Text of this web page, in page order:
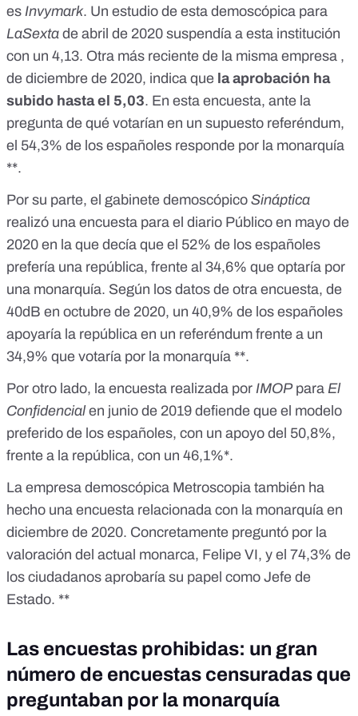
es Invymark. Un estudio de esta demoscópica para
LaSexta de abril de 2020 suspendía a esta institución
con un 4,13. Otra más reciente de la misma empresa ,
de diciembre de 2020, indica que la aprobación ha
subido hasta el 5,03. En esta encuesta, ante la
pregunta de qué votarían en un supuesto referéndum,
el 54,3% de los españoles responde por la monarquía
**.
Por su parte, el gabinete demoscópico Sináptica
realizó una encuesta para el diario Público en mayo de
2020 en la que decía que el 52% de los españoles
prefería una república, frente al 34,6% que optaría por
una monarquía. Según los datos de otra encuesta, de
40dB en octubre de 2020, un 40,9% de los españoles
apoyaría la república en un referéndum frente a un
34,9% que votaría por la monarquía **.
Por otro lado, la encuesta realizada por IMOPpara El
Confidencialen junio de 2019 defiende que el modelo
preferido de los españoles, con un apoyo del 50,8%,
frente a la república, con un 46,1%*.
La empresa demoscópica Metroscopia también ha
hecho una encuesta relacionada con la monarquía en
diciembre de 2020. Concretamente preguntó por la
valoración del actual monarca, Felipe VI, y el 74,3% de
los ciudadanos aprobaría su papel como Jefe de
Estado. **
Las encuestas prohibidas: un gran
número de encuestas censuradas que
preguntaban por la monarquía